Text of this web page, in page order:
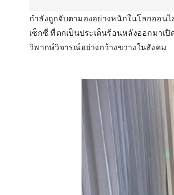
กำลังถูกจับตามองอย่างหนักในโลกออน
เซ็กซี่ ที่ตกเป็นประเด็นร้อนหลังออกมาเ
วิพากษ์วิจารณ์อย่างกว้างขวางในสังคม